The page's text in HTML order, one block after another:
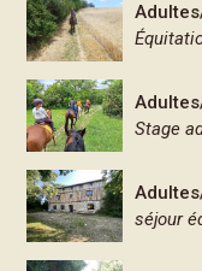
Stage
séjour